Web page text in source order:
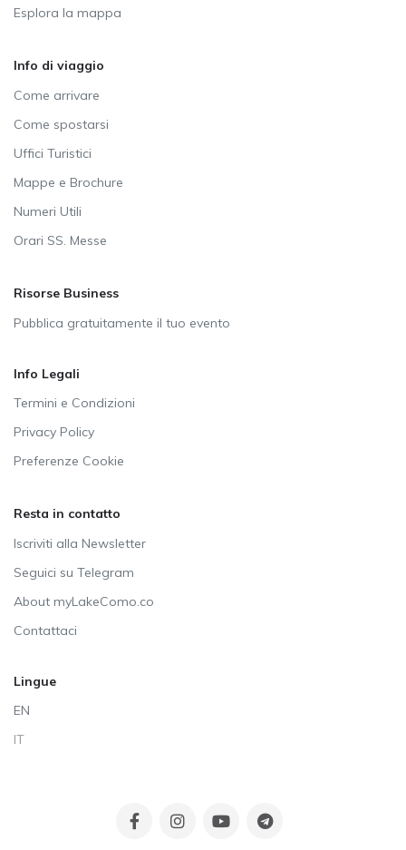
Esplora la mappa
Info di viaggio
Come arrivare
Come spostarsi
Uffici Turistici
Mappe e Brochure
Numeri Utili
Orari SS. Messe
Risorse Business
Pubblica gratuitamente il tuo evento
Info Legali
Termini e Condizioni
Privacy Policy
Preferenze Cookie
Resta in contatto
Iscriviti alla Newsletter
Seguici su Telegram
About myLakeComo.co
Contattaci
Lingue
EN
IT